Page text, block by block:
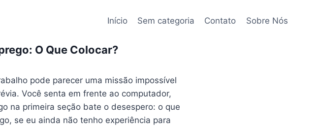
Início Sem categoria Contato Sobre Nós
O Que Colocar?
pode parecer uma missão impossível
Você senta em frente ao computador,
na primeira seção bate o desespero: o que
se eu ainda não tenho experiência para